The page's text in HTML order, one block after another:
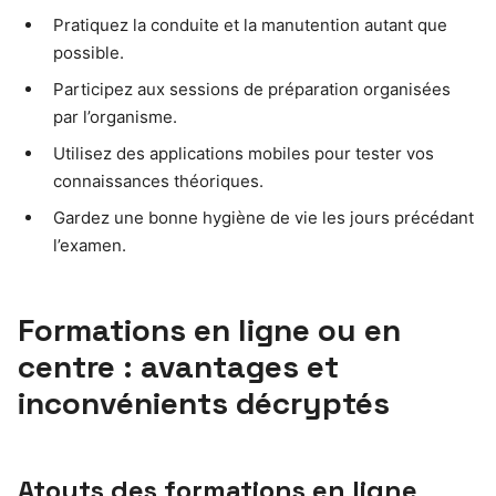
Pratiquez la conduite et la manutention autant que
possible.
Participez aux sessions de préparation organisées
par l’organisme.
Utilisez des applications mobiles pour tester vos
connaissances théoriques.
Gardez une bonne hygiène de vie les jours précédant
l’examen.
Formations en ligne ou en
centre : avantages et
inconvénients décryptés